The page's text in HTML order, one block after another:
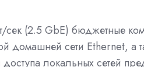
(2.5 GbE) бюджетные
домашней сети Ethernet, а
локальных сетей